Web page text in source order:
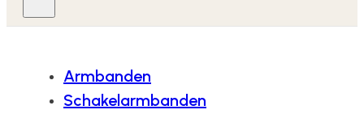
Armbanden
Schakelarmbanden